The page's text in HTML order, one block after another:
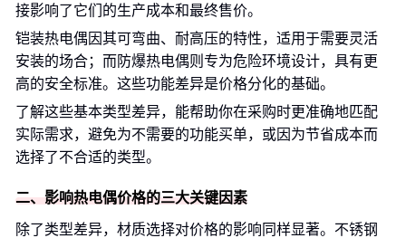
接影响了它们的生产成本和最终售价。
铠装热电偶因其可弯曲、耐高压的特性，适用于需要灵活
安装的场合；而防爆热电偶则专为危险环境设计，具有更
高的安全标准。这些功能差异是价格分化的基础。
了解这些基本类型差异，能帮助你在采购时更准确地匹配
实际需求，避免为不需要的功能买单，或因为节省成本而
选择了不合适的类型。
二、影响热电偶价格的三大关键因素
除了类型差异，材质选择对价格的影响同样显著。不锈钢